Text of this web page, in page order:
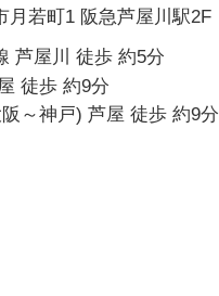
月若町1 阪急芦屋川駅2F
芦屋川 徒歩 約5分
徒歩 約9分
～神戸) 芦屋 徒歩 約9分